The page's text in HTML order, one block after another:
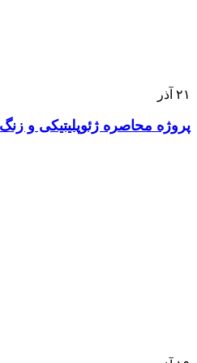
۲۱ آذر
پروژه محاصره ژئوپلیتیکی و